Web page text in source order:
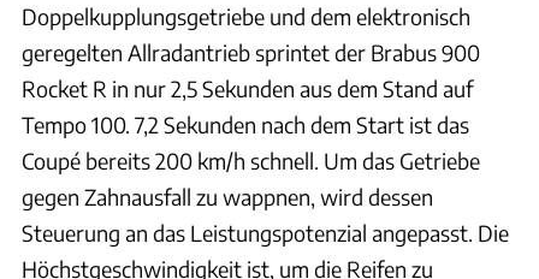
Doppelkupplungsgetriebe und dem elektronisch
geregelten Allradantrieb sprintet der Brabus 900
Rocket R in nur 2,5 Sekunden aus dem Stand auf
Tempo 100. 7,2 Sekunden nach dem Start ist das
Coupé bereits 200 km/h schnell. Um das Getriebe
gegen Zahnausfall zu wappnen, wird dessen
Steuerung an das Leistungspotenzial angepasst. Die
Höchstgeschwindigkeit ist, um die Reifen zu